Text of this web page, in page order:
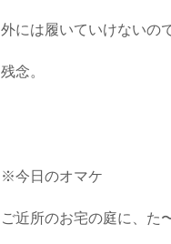
外には履いていけないの
残念。
※今日のオマケ
ご近所のお宅の庭に、た